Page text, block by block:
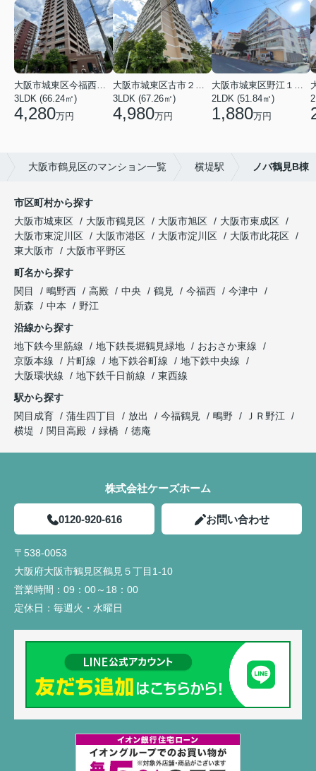
3LDK (66.24㎡)
4,280万円
3LDK (67.26㎡)
4,980万円
2LDK (51.84㎡)
1,880万円
大阪市鶴見区のマンション一覧 横堤駅 ノバ鶴見B棟
市区町村から探す
大阪市城東区
大阪市鶴見区 大阪市旭区
大阪市東成区
大阪市東淀川区
大阪市港区 大阪市淀川区
大阪市此花区
東大阪市
大阪市平野区
町名から探す
関目
鴫野西 高殿 中央 鶴見 今福西
今津中
新森
中本
野江
沿線から探す
地下鉄今里筋線
地下鉄長堀鶴見緑地
おおさか東線
京阪本線
片町線 地下鉄谷町線
地下鉄中央線
大阪環状線
地下鉄千日前線
東西線
駅から探す
関目成育
蒲生四丁目 放出 今福鶴見 鴫野
ＪＲ野江
横堤
関目高殿 緑橋 徳庵
株式会社ケーズホーム
0120-920-616 お問い合わせ
〒538-0053
大阪府大阪市鶴見区鶴見５丁目1-10
営業時間： 09：00～18：00
定休日： 毎週火・水曜日